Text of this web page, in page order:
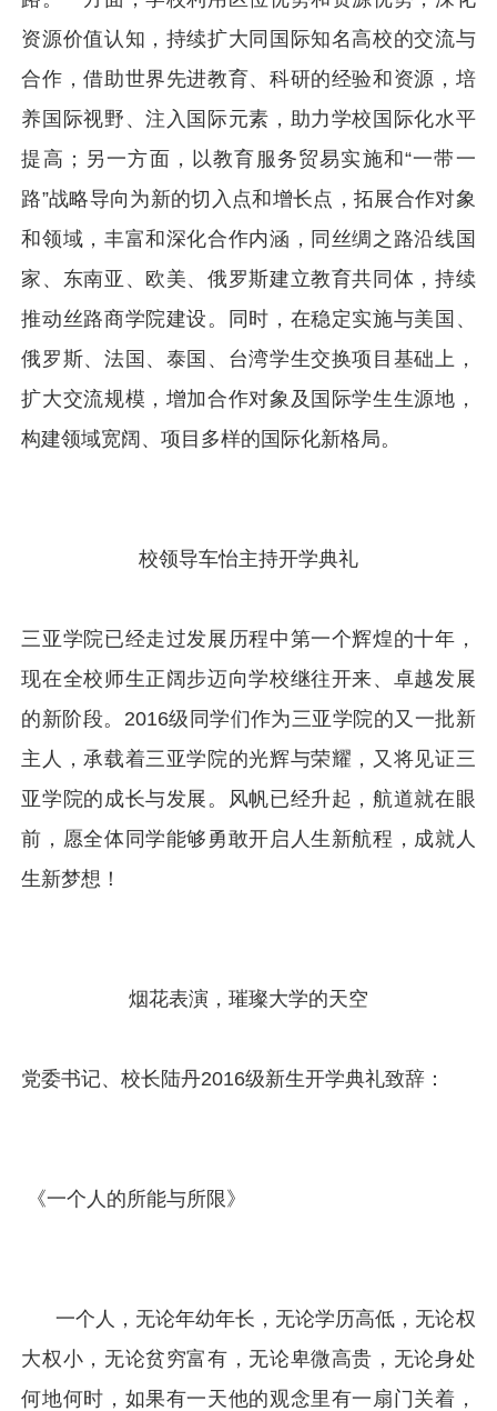
资源价值认知，持续扩大同国际知名高校的交流与
合作，借助世界先进教育、科研的经验和资源，培
养国际视野、注入国际元素，助力学校国际化水平
提高；另一方面，以教育服务贸易实施和“一带一
路”战略导向为新的切入点和增长点，拓展合作对象
和领域，丰富和深化合作内涵，同丝绸之路沿线国
家、东南亚、欧美、俄罗斯建立教育共同体，持续
推动丝路商学院建设。同时，在稳定实施与美国、
俄罗斯、法国、泰国、台湾学生交换项目基础上，
扩大交流规模，增加合作对象及国际学生生源地，
构建领域宽阔、项目多样的国际化新格局。
校领导车怡主持开学典礼
三亚学院已经走过发展历程中第一个辉煌的十年，
现在全校师生正阔步迈向学校继往开来、卓越发展
的新阶段。2016级同学们作为三亚学院的又一批新
主人，承载着三亚学院的光辉与荣耀，又将见证三
亚学院的成长与发展。风帆已经升起，航道就在眼
前，愿全体同学能够勇敢开启人生新航程，成就人
生新梦想！
烟花表演，璀璨大学的天空
党委书记、校长陆丹2016级新生开学典礼致辞：
《一个人的所能与所限》
一个人，无论年幼年长，无论学历高低，无论权
大权小，无论贫穷富有，无论卑微高贵，无论身处
何地何时，如果有一天他的观念里有一扇门关着，